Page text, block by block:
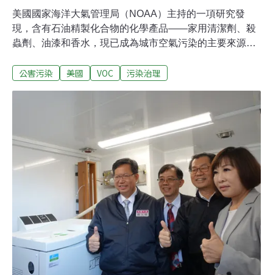
VOCs（揮
美國國家海洋大氣管理局（NOAA）主持的一項研究發
現，含有石油精製化合物的化學產品——家用清潔劑、殺
蟲劑、油漆和香水，現已成為城市空氣污染的主要來源，
究，就懸浮微粒損害肺部這種污染型態而言，化學產品產
合物多得多，以重量計大約是15倍。但研究主要作者、
NOAA化學部門的環境科學研究所科學家麥唐諾（Brian
McDonald）說，儘管如此，乳液、塗料和其他日常化學
產品對空氣污染的貢獻，竟和交通運輸領域相當。
公害污染 美國 VOC 污染治理